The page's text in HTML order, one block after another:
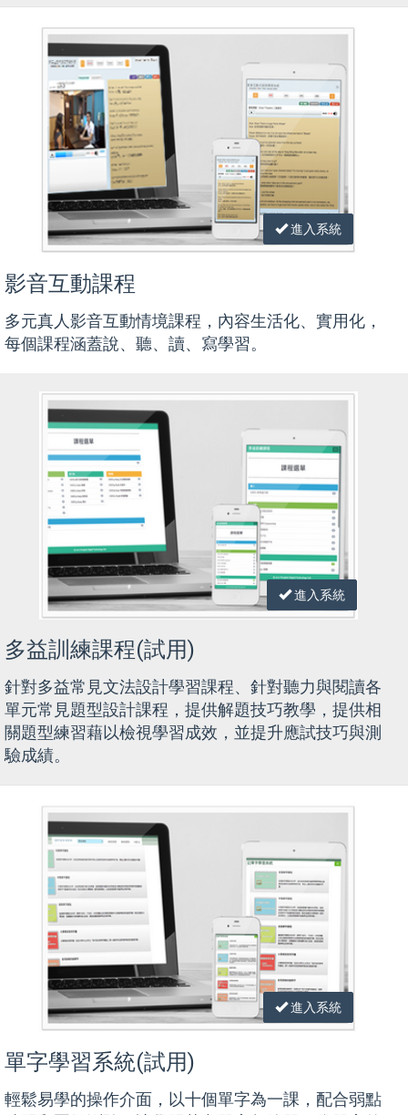
進入系統
影音互動課程
多元真人影音互動情境課程，內容生活化、實用化，
每個課程涵蓋說、聽、讀、寫學習。
進入系統
多益訓練課程(試用)
針對多益常見文法設計學習課程、針對聽力與閱讀各
單元常見題型設計課程，提供解題技巧教學，提供相
關題型練習藉以檢視學習成效，並提升應試技巧與測
驗成績。
進入系統
單字學習系統(試用)
輕鬆易學的操作介面，以十個單字為一課，配合弱點